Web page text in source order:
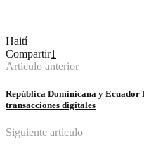
Haití
Compartir1
Articulo anterior
República Dominicana y
transacciones digitales
Siguiente articulo